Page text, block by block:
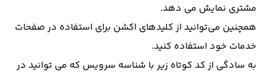
مشتری نمایش می دهد.
همچنین می‌توانید از کلیدهای اکشن برای استفاده در صفحات
خدمات خود استفاده کنید.
به سادگی از کد کوتاه زیر با شناسه سرویس که می توانید در